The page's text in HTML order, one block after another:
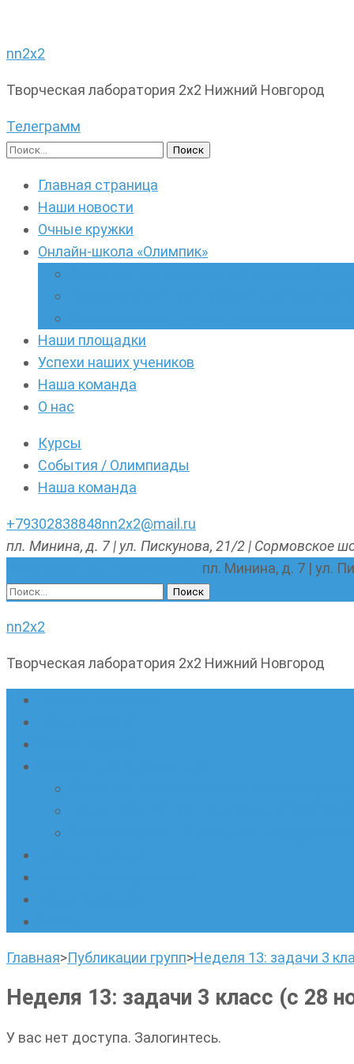
nn2x2
Творческая лаборатория 2х2 Нижний Новгород
Телеграмм
Найти:
Главная страница
Наши новости
Очные кружки
Онлайн-школа «Олимпик»
Наши площадки
Успехи наших учеников
Наша команда
О нас
Курсы
События / Олимпиады
Наша команда
+79302838848nn2x2@mail.ru
пл. Минина, д. 7 | ул. Пискунова, 21/2 | Сормовское
пл. Минина, д. 7 | ул.
Найти:
nn2x2
Творческая лаборатория 2х2 Нижний Новгород
Главная>Публикации групп>Неделя 13: задачи 3
Неделя 13: задачи 3 класс (с 28
У вас нет доступа. Залогинтесь.